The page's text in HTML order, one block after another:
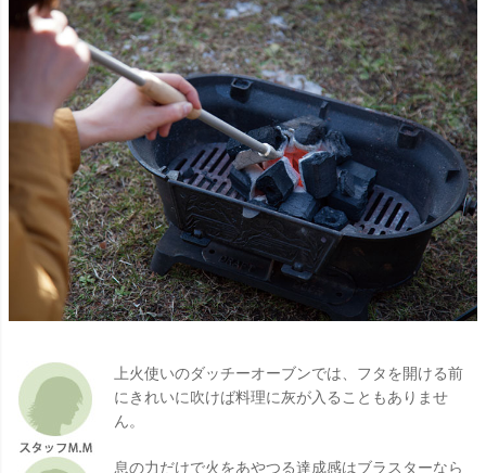
上火使いのダッチーオーブンでは、フタを開ける前
にきれいに吹けば料理に灰が入ることもありませ
ん。
息の力だけで火をあやつる達成感はブラスターなら